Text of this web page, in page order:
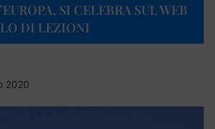
SI CELEBRA SUL WEB
DI LEZIONI
2020